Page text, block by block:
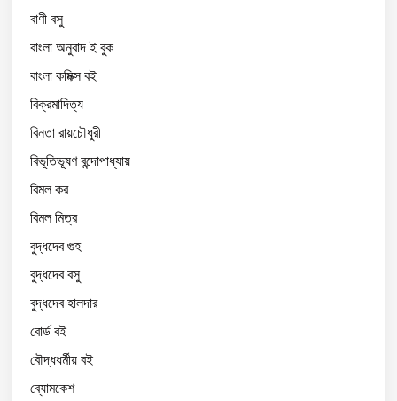
বাণী বসু
বাংলা অনুবাদ ই বুক
বাংলা কমিক্স বই
বিক্রমাদিত্য
বিনতা রায়চৌধুরী
বিভূতিভূষণ বন্দোপাধ্যায়
বিমল কর
বিমল মিত্র
বুদ্ধদেব গুহ
বুদ্ধদেব বসু
বুদ্ধদেব হালদার
বোর্ড বই
বৌদ্ধধর্মীয় বই
ব্যোমকেশ